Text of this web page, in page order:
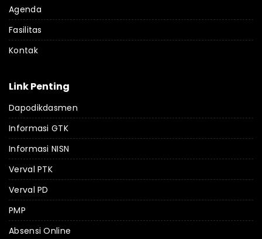
Agenda
Fasilitas
Kontak
Link Penting
Dapodikdasmen
Informasi GTK
Informasi NISN
Verval PTK
Verval PD
PMP
Absensi Online